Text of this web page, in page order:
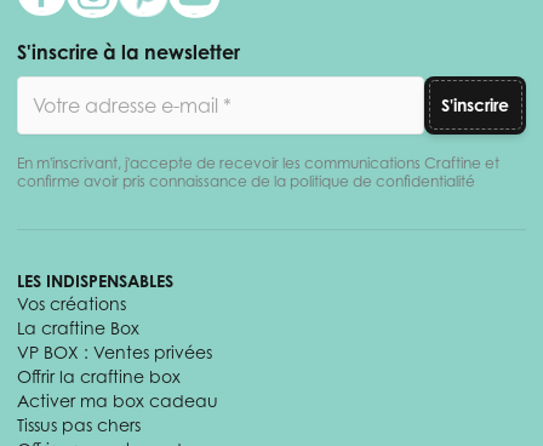
S'inscrire à la newsletter
S'inscrire
En m'inscrivant, j'accepte de recevoir les communications Craftine et
confirme avoir pris connaissance de la politique de confidentialité
LES INDISPENSABLES
Vos créations
La craftine Box
VP BOX : Ventes privées
Offrir la craftine box
Activer ma box cadeau
Tissus pas chers